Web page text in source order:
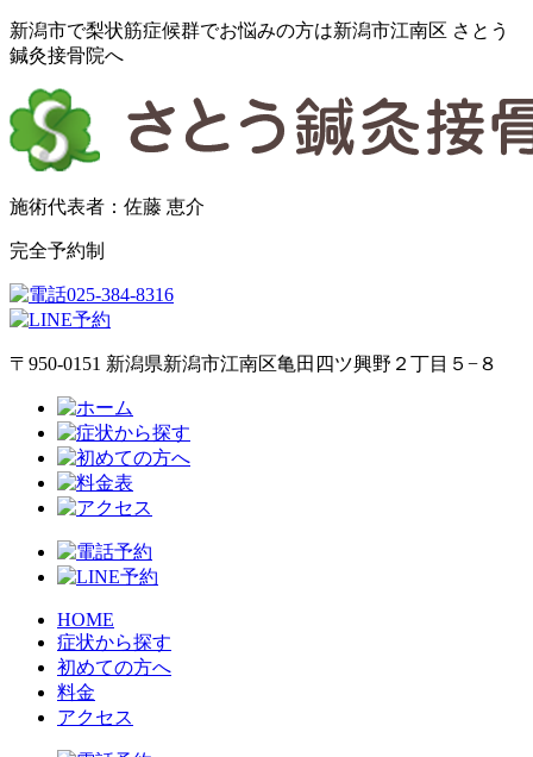
新潟市で梨状筋症候群でお悩みの方は新潟市江南区 さとう
鍼灸接骨院へ
施術代表者：佐藤 恵介
完全予約制
〒950-0151 新潟県新潟市江南区亀田四ツ興野２丁目５−８
HOME
症状から探す
初めての方へ
料金
アクセス